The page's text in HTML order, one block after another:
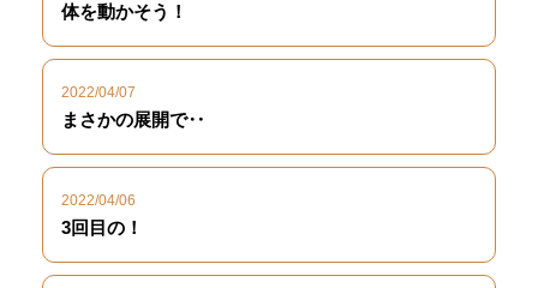
体を動かそう！
2022/04/07
まさかの展開で‥
2022/04/06
3回目の！